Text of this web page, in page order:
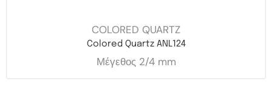
COLORED QUARTZ
Colored Quartz ANL124
Μέγεθος 2/4 mm